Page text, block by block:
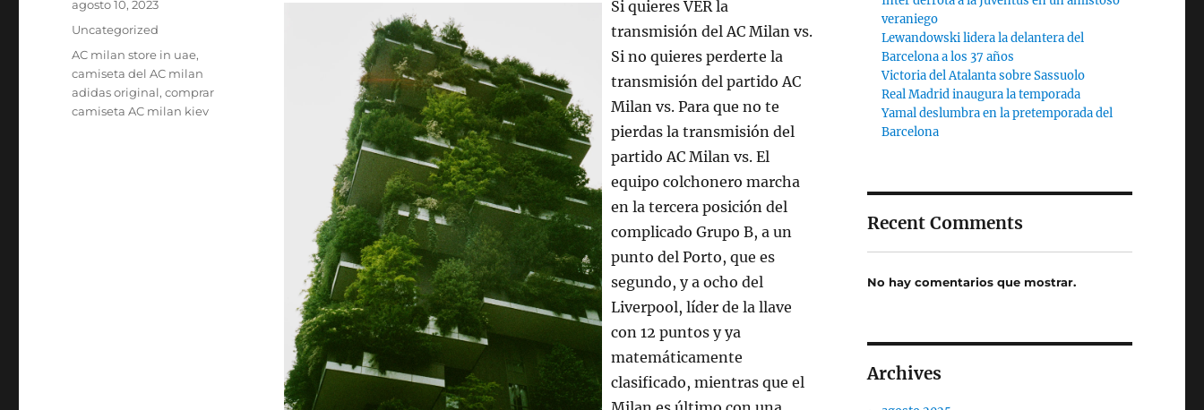
Si quieres VER la
transmisión del AC Milan vs.
Si no quieres perderte la
transmisión del partido AC
Milan vs. Para que no te
pierdas la transmisión del
partido AC Milan vs. El
equipo colchonero marcha
en la tercera posición del
complicado Grupo B, a un
punto del Porto, que es
segundo, y a ocho del
Liverpool, líder de la llave
con 12 puntos y ya
matemáticamente
clasificado, mientras que el
Publicado
agosto 10, 2023
Categorías
Uncategorized
Etiquetas
AC milan store in uae,
camiseta del AC milan
adidas original,comprar
camiseta AC milan kiev
veraniego
Lewandowski lidera la delantera del
Barcelona a los 37 años
Victoria del Atalanta sobre Sassuolo
Real Madrid inaugura la temporada
Yamal deslumbra en la pretemporada del
Barcelona
Recent Comments
No hay comentarios que mostrar.
Archives